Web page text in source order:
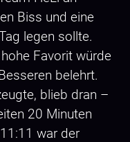
Biss und eine
legen sollte.
Favorit würde
belehrt.
blieb dran –
20 Minuten
war der